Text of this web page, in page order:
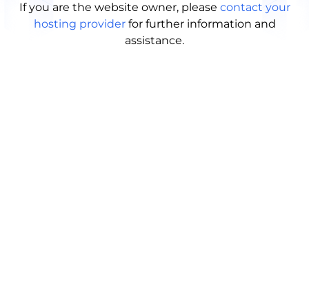
If you are the website owner, please contact your
hosting provider for further information and
assistance.